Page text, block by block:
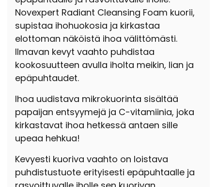
Novexpert Radiant Cleansing Foam kuorii,
supistaa ihohuokosia ja kirkastaa
elottoman näköistä ihoa välittömästi.
Ilmavan kevyt vaahto puhdistaa
kookosuutteen avulla iholta meikin, lian ja
epäpuhtaudet.
Ihoa uudistava mikrokuorinta sisältää
papaijan entsyymejä ja C-vitamiinia, joka
kirkastavat ihoa hetkessä antaen sille
upeaa hehkua!
Kevyesti kuoriva vaahto on loistava
puhdistustuote erityisesti epäpuhtaalle ja